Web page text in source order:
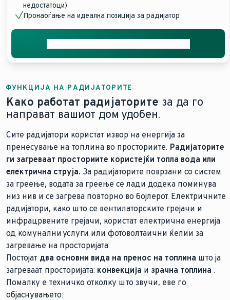
недостатоци)
Пронаоѓање на идеална позиција за радијатор
ФУНКЦИЈА НА РАДИЈАТОРИТЕ
Како работат радијаторите за да го
направат вашиот дом удобен.
Сите радијатори користат извор на енергија за
пренесување на топлина во просториите. Радијаторите
ги загреваат просториите користејќи топла вода или
електрична струја. За радијаторите поврзани со систем
за греење, водата за греење се лади додека поминува
низ нив и се загрева повторно во бојлерот. Електричните
радијатори, како што се вентилаторските грејачи и
инфрацрвените грејачи, користат електрична енергија
од комунални услуги или фотоволтаични ќелии за
загревање на просторијата.
Постојат два основни вида на пренос на топлина што ја
загреваат просторијата: конвекција и зрачна топлина .
Помалку е техничко отколку што звучи, еве го
објаснувањето: